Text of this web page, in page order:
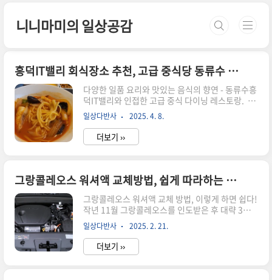
니니마미의 일상공감
흥덕IT밸리 회식장소 추천, 고급 중식당 동류수 방문 후기
다양한 일품 요리와 맛있는 음식의 향연 - 동류수흥
덕IT밸리와 인접한 고급 중식 다이닝 레스토랑. 고
급 중식당 동류수에서 점심 회식 추천예전에 비해
서 회식 문화가 많이 바뀌어서 그런지, 퇴근하고 나
서 지글지글 삼겹살에 소주 한잔 하는 그런 분위기
보다는 점심 시간에 깔끔하게 맛있는 점심 먹고 카
휴가 들어가는 동료가 있어서 회식 장소를 물색하
던 중에 흥덕 IT밸리 앞에 있는 고급 중식당 동류수
를 발견했어요. 한번도 방문해본 적 없는 식당이라
살짝 걱정이 되었지만 식사 후기를 보니 음식에 대
한 평가도 좋았고, 분위기에 대한 칭찬도 많길래 회
식 장소로 건의했더니 다들 거리도 가깝고 메뉴에
대한 호불호가 갈리..
일상다반사 2025. 4. 8.
더보기 ››
그랑콜레오스 워셔액 교체방법, 쉽게 따라하는 가이드
그랑콜레오스 워셔액 교체 방법, 이렇게 하면 쉽다!
작년 11월 그랑콜레오스를 인도받은 후 대략 3개
월 정도 지났네요. 요즘처럼 미세먼지가 심하고 눈
이나 비가 많이 올 때는 유리에 묻은 먼지나 오염물
을 제거해야 하니 워셔액이 꼭 필요하잖아요! 그런
데 워셔액이 별로 없는지 찔끔 나오는 거예요~ 덕
일상다반사 2025. 2. 21.
더보기 ››